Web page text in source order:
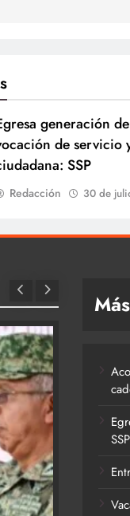
generación
de servicio
SSP
Redacción 30 de
SSP